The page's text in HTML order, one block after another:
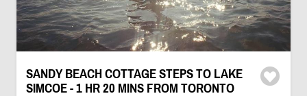
SANDY BEACH COTTAGE STEPS TO LAKE
SIMCOE - 1 HR 20 MINS FROM TORONTO